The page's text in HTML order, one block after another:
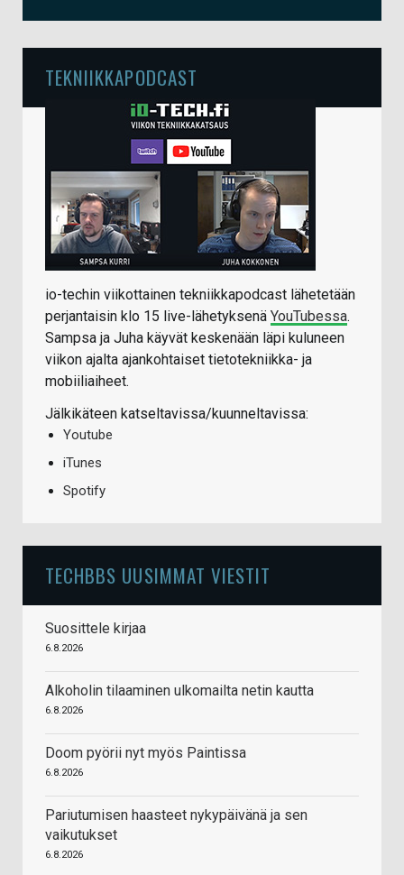
TEKNIIKKAPODCAST
io-techin viikottainen tekniikkapodcast lähetetään
perjantaisin klo 15 live-lähetyksenä YouTubessa.
Sampsa ja Juha käyvät keskenään läpi kuluneen
viikon ajalta ajankohtaiset tietotekniikka- ja
mobiiliaiheet.
Jälkikäteen katseltavissa/kuunneltavissa:
Youtube
iTunes
Spotify
TECHBBS UUSIMMAT VIESTIT
Suosittele kirjaa
6.8.2026
Alkoholin tilaaminen ulkomailta netin kautta
6.8.2026
Doom pyörii nyt myös Paintissa
6.8.2026
Pariutumisen haasteet nykypäivänä ja sen
vaikutukset
6.8.2026